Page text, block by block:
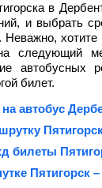
в
и выбрать
Неважно,
следующий
автобусных
билет.
автобус
билеты
Пятигорск